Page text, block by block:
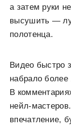
а затем руки
высушить —
полотенца.
Видео быстро
набрало более
В
нейл-
впечатление,